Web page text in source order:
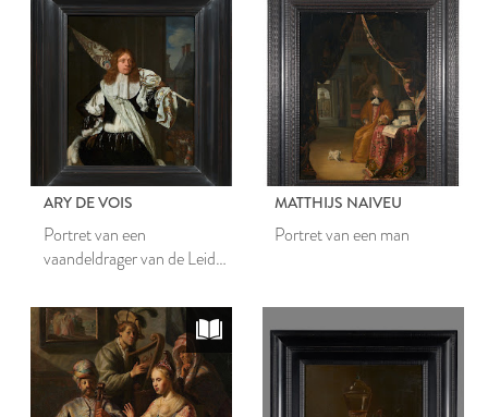
ARY DE VOIS
Portret van een
vaandeldrager van de Leidse
MATTHIJS NAIVEU
Portret van een man